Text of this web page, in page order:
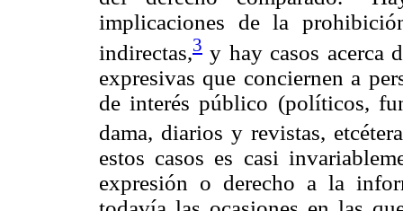
implicaciones de la
indirectas,3 y hay casos acerca
expresivas que conciernen a
de interés público (políticos,
dama, diarios y revistas,
estos casos es casi
expresión o derecho a la